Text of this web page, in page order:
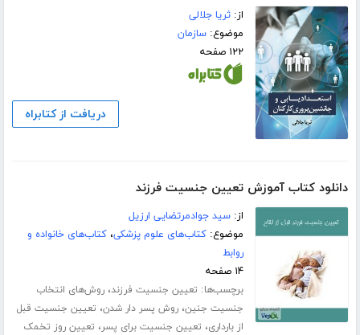
از:ثریا جلالی
موضوع:سازمان
۱۲۲ صفحه
دریافت از کتابراه
دانلود کتاب آموزش تعیین جنسیت فرزند
از:سید جوادمرتضایی ارزیل
موضوع:کتاب‌های علوم پزشکی،کتاب‌های خانواده و
روابط
۱۴ صفحه
برچسب‌ها: تعیین جنسیت فرزند،روش‌های انتخاب
جنسیت جنین،روش پسر دار شدن، تعیین جنسیت قبل
از بارداری، تعیین جنسیت برای پسر، تعیین روز تخمک